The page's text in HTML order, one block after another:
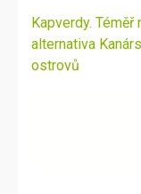
Navigace
pro
příspěvek
Kapverdy. Téměř
alternativa
ostrovů